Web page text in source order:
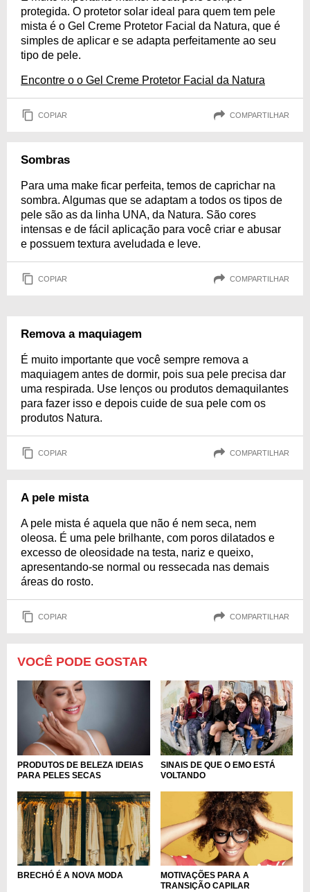
protegida. O protetor solar ideal para quem tem pele
mista é o Gel Creme Protetor Facial da Natura, que é
simples de aplicar e se adapta perfeitamente ao seu
tipo de pele.
Encontre o o Gel Creme Protetor Facial da Natura
COPIAR COMPARTILHAR
Sombras
Para uma make ficar perfeita, temos de caprichar na
sombra. Algumas que se adaptam a todos os tipos de
pele são as da linha UNA, da Natura. São cores
intensas e de fácil aplicação para você criar e abusar
e possuem textura aveludada e leve.
COPIAR COMPARTILHAR
Remova a maquiagem
É muito importante que você sempre remova a
maquiagem antes de dormir, pois sua pele precisa dar
uma respirada. Use lenços ou produtos demaquilantes
para fazer isso e depois cuide de sua pele com os
produtos Natura.
COPIAR COMPARTILHAR
A pele mista
A pele mista é aquela que não é nem seca, nem
oleosa. É uma pele brilhante, com poros dilatados e
excesso de oleosidade na testa, nariz e queixo,
apresentando-se normal ou ressecada nas demais
áreas do rosto.
COPIAR COMPARTILHAR
VOCÊ PODE GOSTAR
PRODUTOS DE BELEZA IDEIAS
PARA PELES SECAS
SINAIS DE QUE O EMO ESTÁ
VOLTANDO
BRECHÓ É A NOVA MODA
MOTIVAÇÕES PARA A
TRANSIÇÃO CAPILAR